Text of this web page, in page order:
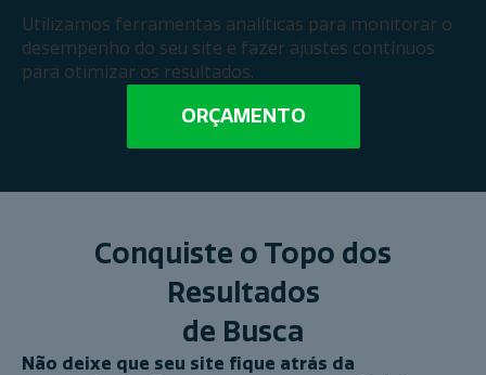
Utilizamos ferramentas analíticas para monitorar o
desempenho do seu site e fazer ajustes contínuos
para otimizar os resultados.
ORÇAMENTO
Conquiste o Topo dos
Resultados
de Busca
Não deixe que seu site fique atrás da